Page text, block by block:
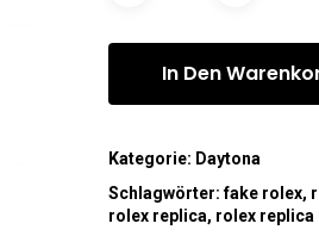
In Den
Kategorie: Daytona
Schlagwörter:fake rolex,
rolex replica, rolex replica